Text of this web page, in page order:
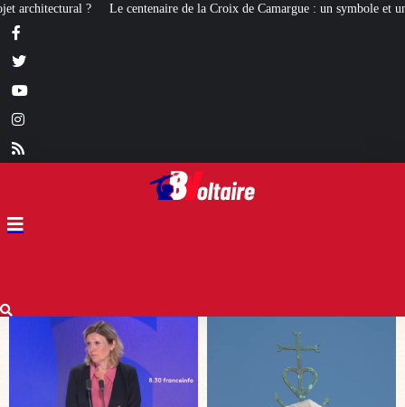
la Croix de Camargue : un symbole et un signe d’appartenance